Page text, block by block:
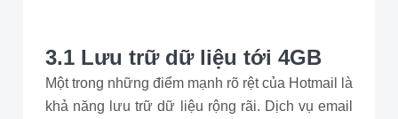
3.1 Lưu trữ dữ liệu tới 4GB
Một trong những điểm mạnh rõ rệt của Hotmail là
khả năng lưu trữ dữ liệu rộng rãi. Dịch vụ email